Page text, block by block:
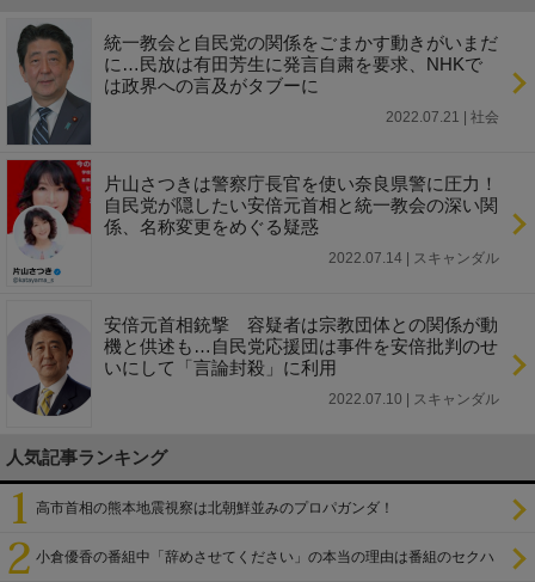
統一教会と自民党の関係をごまかす動きがいまだ
に…民放は有田芳生に発言自粛を要求、NHKで
は政界への言及がタブーに
2022.07.21 | 社会
片山さつきは警察庁長官を使い奈良県警に圧力！
自民党が隠したい安倍元首相と統一教会の深い関
係、名称変更をめぐる疑惑
2022.07.14 | スキャンダル
安倍元首相銃撃 容疑者は宗教団体との関係が動
機と供述も…自民党応援団は事件を安倍批判のせ
いにして「言論封殺」に利用
2022.07.10 | スキャンダル
人気記事ランキング
高市首相の熊本地震視察は北朝鮮並みのプロパガンダ！
小倉優香の番組中「辞めさせてください」の本当の理由は番組のセクハ